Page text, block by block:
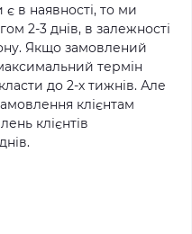
в наявності, то ми
2-3 днів, в залежності
Якщо замовлений
термін
до 2-х тижнів. Але
клієнтам
клієнтів